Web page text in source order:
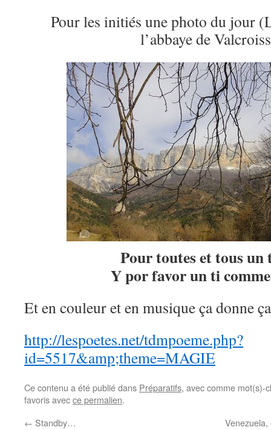
Pour les initiés une photo du jour
l’abbaye de
Pour toutes et tous un
Y por favor un ti
Et en couleur et en musique ça donne
http://lespoetes.net/tdmpoeme.php?
id=5517&amp;theme=MAGIE
Ce contenu a été publié dans Préparatifs, avec comme mot(s)-
favoris avecce permalien.
← Standby… Venezuela,